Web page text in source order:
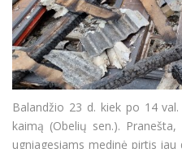
Balandžio 23 d. kiek po 14
kaimą (Obelių sen.).
ugniagesiams medinė pirtis jau